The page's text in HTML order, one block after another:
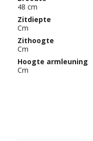
48 cm
Zitdiepte
Cm
Zithoogte
Cm
Hoogte armleuning
Cm